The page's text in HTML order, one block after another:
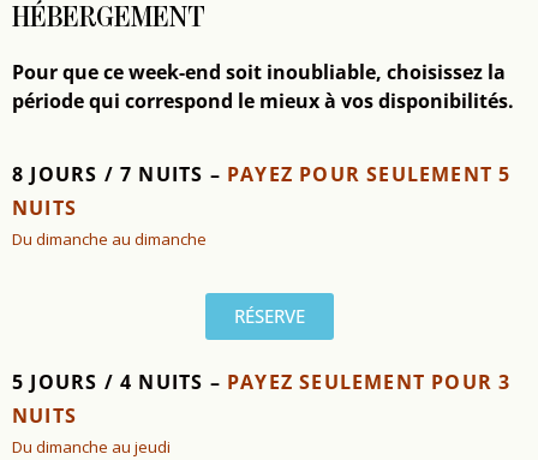
HÉBERGEMENT
Pour que ce week-end soit inoubliable, choisissez la
période qui correspond le mieux à vos disponibilités.
8 JOURS / 7 NUITS – PAYEZ POUR SEULEMENT 5
NUITS
Du dimanche au dimanche
RÉSERVE
5 JOURS / 4 NUITS – PAYEZ SEULEMENT POUR 3
NUITS
Du dimanche au jeudi